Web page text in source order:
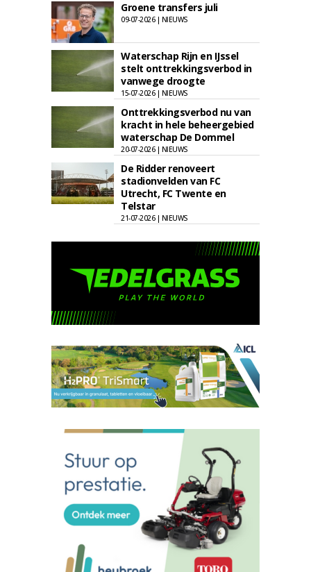
Groene transfers juli
09-07-2026 | NIEUWS
Waterschap Rijn en IJssel
stelt onttrekkingsverbod in
vanwege droogte
15-07-2026 | NIEUWS
Onttrekkingsverbod nu van
kracht in hele beheergebied
waterschap De Dommel
20-07-2026 | NIEUWS
De Ridder renoveert
stadionvelden van FC
Utrecht, FC Twente en
Telstar
21-07-2026 | NIEUWS